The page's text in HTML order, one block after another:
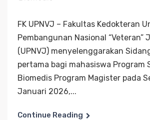
FK UPNVJ – Fakultas Kedokteran
Pembangunan Nasional “Veteran”
(UPNVJ) menyelenggarakan
pertama bagi mahasiswa Program
Biomedis Program Magister pada
Januari 2026,...
Continue Reading